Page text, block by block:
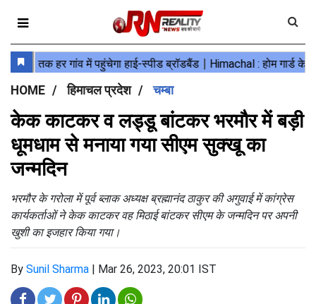
HOME हिमाचल प्रदेश चम्बा
केक काटकर व लड्डू बांटकर भरमौर में बड़ी
धूमधाम से मनाया गया सीएम सुक्खू का
जन्मदिन
भरमौर के गरोला में पूर्व ब्लाक अध्यक्ष ब्रह्मानंद ठाकुर की अगुवाई में कांग्रेस
कार्यकर्ताओं ने केक काटकर वह मिठाई बांटकर सीएम के जन्मदिन पर अपनी
खुशी का इजहार किया गया।
By Sunil Sharma | Mar 26, 2023, 20:01 IST